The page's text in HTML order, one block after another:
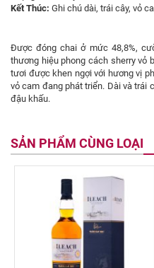
Kết Thúc: Ghi chú dài, trái cây, vỏ
Được đóng chai ở mức 48,8%,
thương hiệu phong cách sherry vỏ
tươi được khen ngợi với hương vị
vỏ cam đang phát triển. Dài và trái
đậu khấu.
SẢN PHẨM CÙNG LOẠI